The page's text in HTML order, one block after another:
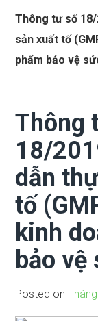
Thông tư số
sản xuất tố
phẩm bảo vệ
Thông
18/
dẫn
tố
kinh
bảo vệ
Posted on